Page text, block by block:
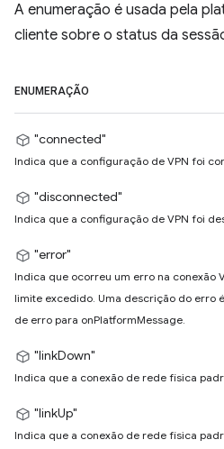
A enumeração é usada pela
cliente sobre o status da
ENUMERAÇÃO
"connected"
Indica que a configuração de VPN foi
"disconnected"
Indica que a configuração de VPN foi
"error"
Indica que ocorreu um erro na conexão
limite excedido. Uma descrição do erro
de erro para onPlatformMessage.
"linkDown"
Indica que a conexão de rede física
"linkUp"
Indica que a conexão de rede física